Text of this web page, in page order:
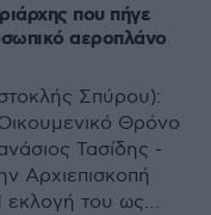
που πήγε
αεροπλάνο
Σπύρου):
Θρόνο
Τασίδης -
Αρχιεπισκοπή
εκλογή του ως